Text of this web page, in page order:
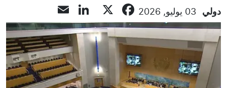
دولي 03 يوليو, 2026 Facebook
LinkedIn